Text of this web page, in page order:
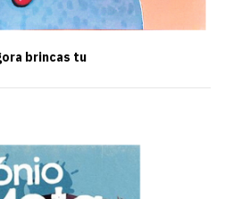
brincas tu